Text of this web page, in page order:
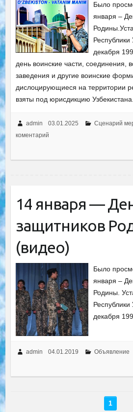
Было
января –
Республики
декабря
день воинские части, соединения,
заведения и другие воинские
дислоцирующиеся на территории
взяты под юрисдикцию Узбекистана.
admin 03.01.2025 Сценарий
коментарий
14 января —
защитников
(видео)
Было
января –
Родины.
Республики
декабря
admin 04.01.2019 Объявление
1